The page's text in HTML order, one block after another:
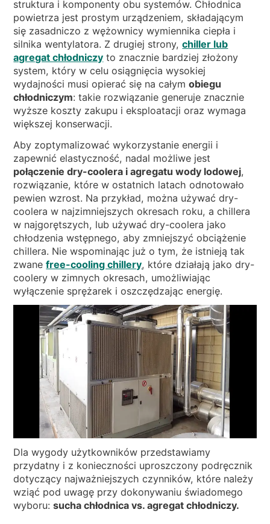
struktura i komponenty obu systemów. Chłodnica
powietrza jest prostym urządzeniem, składającym
się zasadniczo z wężownicy wymiennika ciepła i
silnika wentylatora. Z drugiej strony,chiller lub
agregat chłodniczy to znacznie bardziej złożony
system, który w celu osiągnięcia wysokiej
wydajności musi opierać się na całymobiegu
chłodniczym: takie rozwiązanie generuje znacznie
wyższe koszty zakupu i eksploatacji oraz wymaga
większej konserwacji.
Aby zoptymalizować wykorzystanie energii i
zapewnić elastyczność, nadal możliwe jest
połączenie dry-coolera i agregatu wody lodowej,
rozwiązanie, które w ostatnich latach odnotowało
pewien wzrost. Na przykład, można używać dry-
coolera w najzimniejszych okresach roku, a chillera
w najgorętszych, lub używać dry-coolera jako
chłodzenia wstępnego, aby zmniejszyć obciążenie
chillera. Nie wspominając już o tym, że istnieją tak
zwanefree-cooling chillery, które działają jako dry-
coolery w zimnych okresach, umożliwiając
wyłączenie sprężarek i oszczędzając energię.
Dla wygody użytkowników przedstawiamy
przydatny i z konieczności uproszczony podręcznik
dotyczący najważniejszych czynników, które należy
wziąć pod uwagę przy dokonywaniu świadomego
wyboru:sucha chłodnica vs. agregat chłodniczy.